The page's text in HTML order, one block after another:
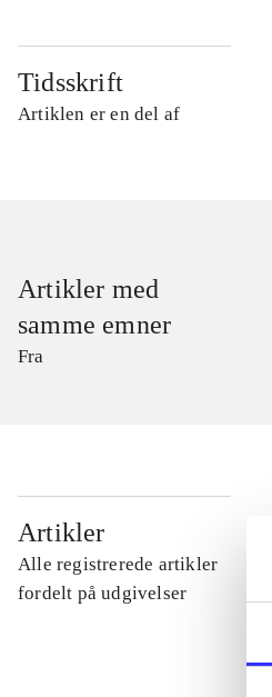
Tidsskrift
Artiklen er en del af
Artikler med
samme emner
Fra
Artikler
Alle registrerede artikler
fordelt på udgivelser